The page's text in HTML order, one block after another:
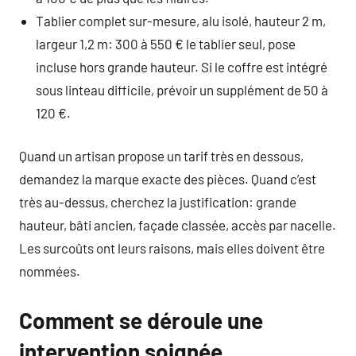
Tablier complet sur-mesure, alu isolé, hauteur 2 m,
largeur 1,2 m: 300 à 550 € le tablier seul, pose
incluse hors grande hauteur. Si le coffre est intégré
sous linteau difficile, prévoir un supplément de 50 à
120 €.
Quand un artisan propose un tarif très en dessous,
demandez la marque exacte des pièces. Quand c’est
très au-dessus, cherchez la justification: grande
hauteur, bâti ancien, façade classée, accès par nacelle.
Les surcoûts ont leurs raisons, mais elles doivent être
nommées.
Comment se déroule une